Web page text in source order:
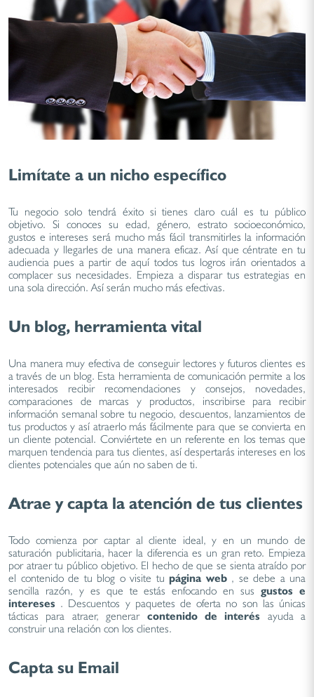
Limítate a un nicho específico
Tu negocio solo tendrá éxito si tienes claro cuál es tu público
objetivo. Si conoces su edad, género, estrato socioeconómico,
gustos e intereses será mucho más fácil transmitirles la información
adecuada y llegarles de una manera eficaz. Así que céntrate en tu
audiencia pues a partir de aquí todos tus logros irán orientados a
complacer sus necesidades. Empieza a disparar tus estrategias en
una sola dirección. Así serán mucho más efectivas.
Un blog, herramienta vital
Una manera muy efectiva de conseguir lectores y futuros clientes es
a través de un blog. Esta herramienta de comunicación permite a los
interesados recibir recomendaciones y consejos, novedades,
comparaciones de marcas y productos, inscribirse para recibir
información semanal sobre tu negocio, descuentos, lanzamientos de
tus productos y así atraerlo más fácilmente para que se convierta en
un cliente potencial. Conviértete en un referente en los temas que
marquen tendencia para tus clientes, así despertarás intereses en los
clientes potenciales que aún no saben de ti.
Atrae y capta la atención de tus clientes
Todo comienza por captar al cliente ideal, y en un mundo de
saturación publicitaria, hacer la diferencia es un gran reto. Empieza
por atraer tu público objetivo. El hecho de que se sienta atraído por
el contenido de tu blog o visite tu página web, se debe a una
sencilla razón, y es que te estás enfocando en susgustos e
intereses . Descuentos y paquetes de oferta no son las únicas
tácticas para atraer, generar contenido de interés ayuda a
construir una relación con los clientes.
Capta su Email